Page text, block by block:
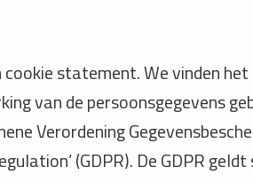
cookie statement. We vinden het
van de persoonsgegevens
Verordening
(GDPR). De GDPR geldt